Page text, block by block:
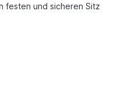
festen und sicheren Sitz